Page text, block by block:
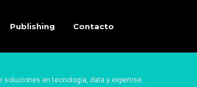
Publishing Contacto
soluciones en tecnología, data y expertise.